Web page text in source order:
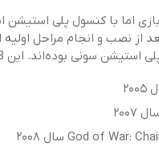
اما با کنسول پلی استیشن
بوده‌اند. این 8 نسخه عبارتند از: